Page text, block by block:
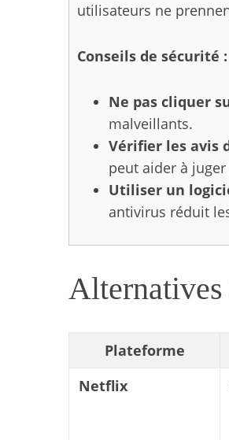
utilisateurs ne
Conseils de sécurité :
Ne pas cliquer
malveillants.
Vérifier les avis
peut aider à
Utiliser un
antivirus réduit
Alternatives
Plateforme
Netflix
e
r
h
f
r